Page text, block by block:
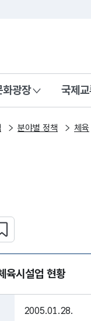
라, 함께
화광장 국제
분야별 정책 체육
심 콘텐츠 설정하기
육시설업 현황
2005.01.28.